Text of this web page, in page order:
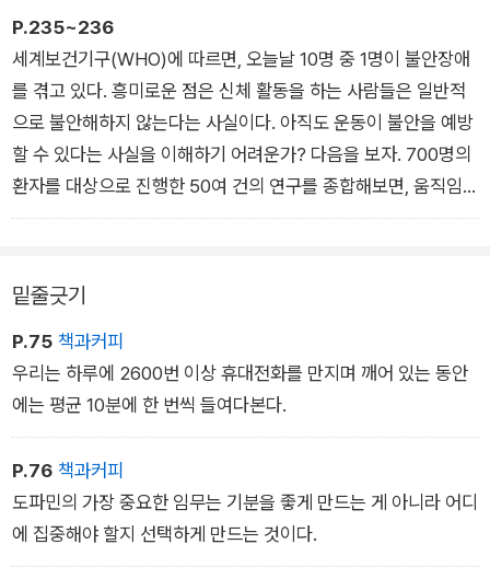
(중략) 이는 그림이나 디스플레이로 뭔가를 볼 때, 다른 사람의
생각이나 감정에 대한 직관적인 이해를 도와주는 생물학적 메커
니즘이 제대로 활성화되지 않는다는 뜻이다.
P.235~236
세계보건기구(WHO)에 따르면, 오늘날 10명 중 1명이 불안장애
를 겪고 있다. 흥미로운 점은 신체 활동을 하는 사람들은 일반적
으로 불안해하지 않는다는 사실이다. 아직도 운동이 불안을 예방
할 수 있다는 사실을 이해하기 어려운가? 다음을 보자. 700명의
환자를 대상으로 진행한 50여 건의 연구를 종합해보면, 움직임
과 운동은 불안 장애로 진단을 받았거나 ‘일상적인 수준’의 불안
밑줄긋기
P.75 책과커피
우리는 하루에 2600번 이상 휴대전화를 만지며 깨어 있는 동안
에는 평균 10분에 한 번씩 들여다본다.
P.76 책과커피
도파민의 가장 중요한 임무는 기분을 좋게 만드는 게 아니라 어디
에 집중해야 할지 선택하게 만드는 것이다.